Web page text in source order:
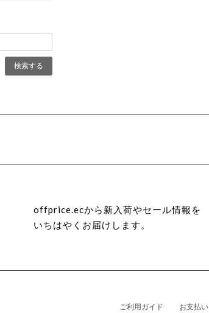
offprice.ecから新入荷やセール情報を
いちはやくお届けします。
ご利用ガイド お支払い